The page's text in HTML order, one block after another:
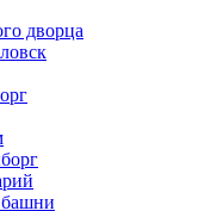
дворца